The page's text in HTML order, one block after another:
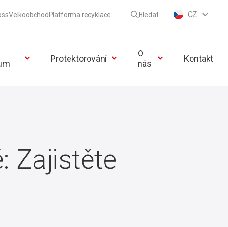
Protektorování
O
nás
Kontakt
Velkoobchod Platforma recyklace Hledat CZ
Zajistěte